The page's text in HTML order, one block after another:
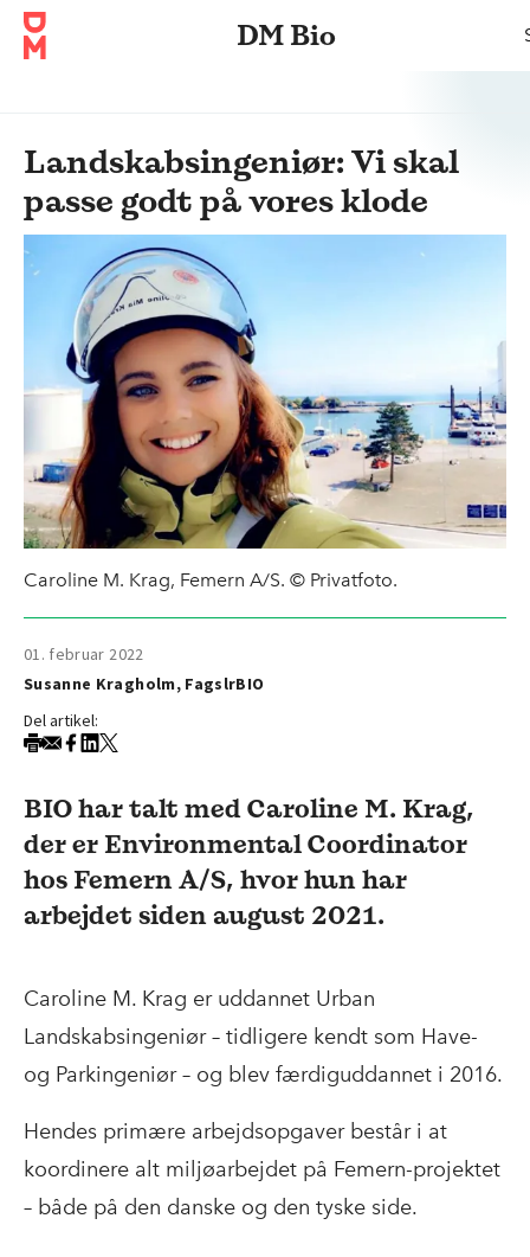
DM Bio
Landskabsingeniør: Vi skal
passe godt på vores klode
Caroline M. Krag, Femern A/S. © Privatfoto.
01. februar 2022
Susanne Kragholm, FagslrBIO
Del artikel:
BIO har talt med Caroline M. Krag,
der er Environmental Coordinator
hos Femern A/S, hvor hun har
arbejdet siden august 2021.
Caroline M. Krag er uddannet Urban
Landskabsingeniør – tidligere kendt som Have-
og Parkingeniør – og blev færdiguddannet i 2016.
Hendes primære arbejdsopgaver består i at
koordinere alt miljøarbejdet på Femern-projektet
– både på den danske og den tyske side.